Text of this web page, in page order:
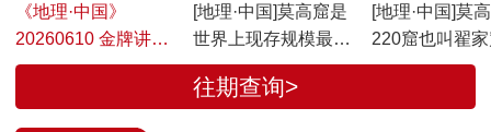
《地理·中国》
20260610 金牌讲解
员·妙音曼舞
[地理·中国]莫高窟是
世界上现存规模最
大、内容最丰富的艺
术宝库
[地理·中国]莫
220窟也叫翟
往期查询>